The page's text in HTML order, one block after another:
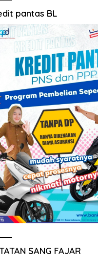
pantas BL
SANG FAJAR